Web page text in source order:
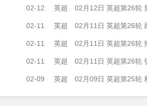
02-12 英超 02月12日 英超第26轮 曼城vs富勒
02-11 英超 02月11日 英超第26轮 西汉姆联vs曼
02-11 英超 02月11日 英超第26轮 热刺vs纽卡斯尔
02-11 英超 02月11日 英超第26轮 切尔西vs利兹
02-09 英超 02月09日 英超第25轮 利物浦vs曼